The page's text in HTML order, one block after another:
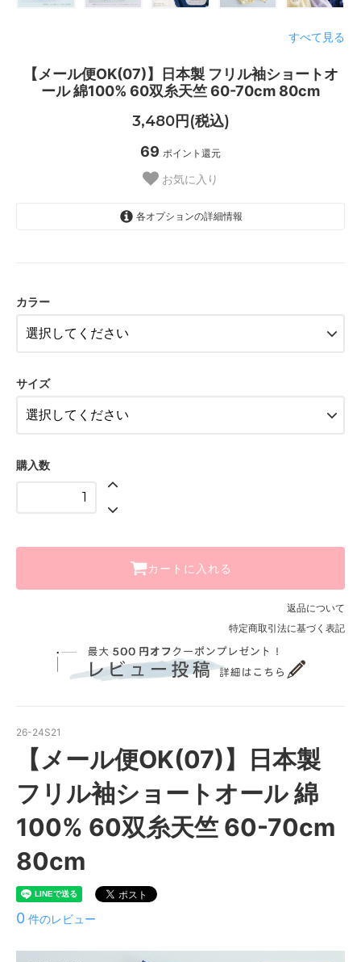
すべて見る
【メール便OK(07)】日本製 フリル袖ショートオ
ール 綿100% 60双糸天竺 60-70cm 80cm
3,480円(税込)
69 ポイント還元
お気に入り
各オプションの詳細情報
カラー
サイズ
購入数
カートに入れる
返品について
特定商取引法に基づく表記
26-24S21
【メール便OK(07)】日本製
フリル袖ショートオール 綿
100% 60双糸天竺 60-70cm
80cm
0 件のレビュー